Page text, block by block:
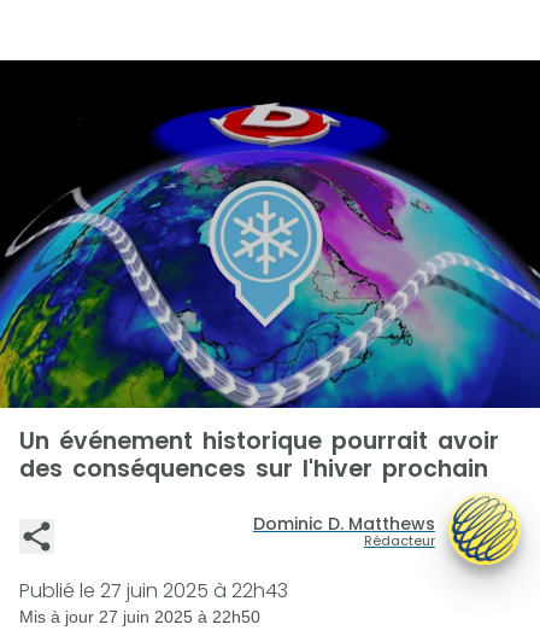
Un événement historique pourrait avoir
des conséquences sur l'hiver prochain
Dominic D. Matthews
Rédacteur
Publié le 27 juin 2025 à 22h43
Mis à jour 27 juin 2025 à 22h50